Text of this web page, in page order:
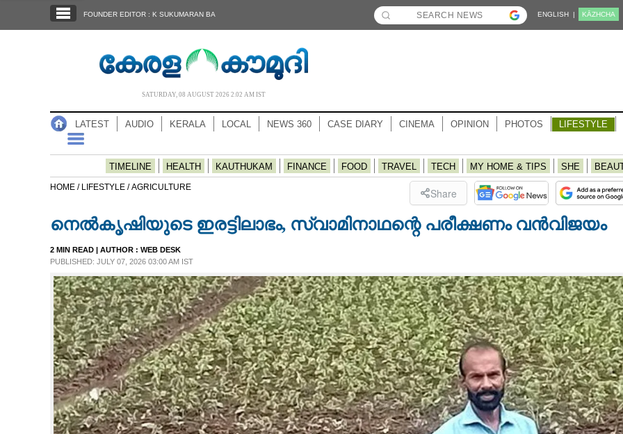
NOTIFIED NEWS
CASE DIARY
FOUNDER EDITOR : K SUKUMARAN BA ENGLISH | KĀZHCHA
SATURDAY, 08 AUGUST 2026 2.02 AM IST
LATEST AUDIO KERALA LOCAL NEWS 360 CASE DIARY CINEMA OPINION PHOTOS LIFESTYLE
TIMELINE HEALTH KAUTHUKAM FINANCE FOOD TRAVEL TECH MY HOME & TIPS SHE
HOME / LIFESTYLE /AGRICULTURE Share
നെൽകൃഷിയുടെ ഇരട്ടിലാഭം, സ്വാമിനാഥന്റെ പരീക്ഷണം വൻവിജയം
2 MIN READ | AUTHOR : WEB DESK
PUBLISHED: JULY 07, 2026 03:00 AM IST